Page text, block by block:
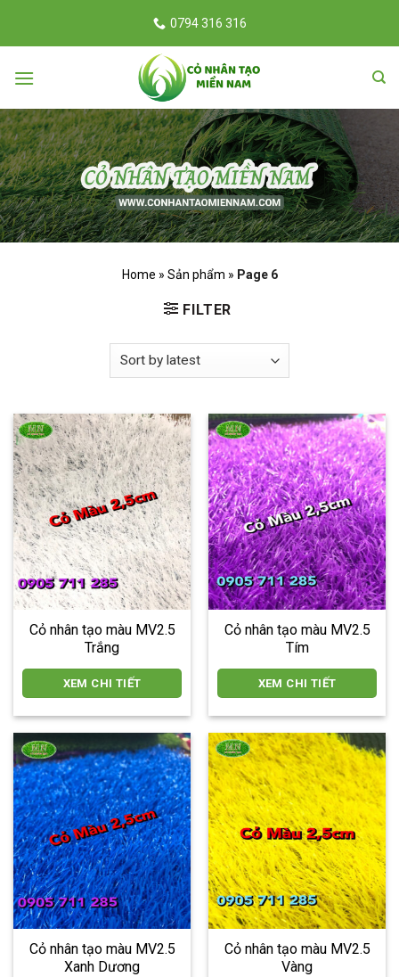
0794 316 316
Home Sản phẩm Page 6
FILTER
Cỏ nhân tạo màu MV2.5
Trắng
XEM CHI TIẾT
Cỏ nhân tạo màu MV2.5
Tím
XEM CHI TIẾT
Cỏ nhân tạo màu MV2.5
Xanh Dương
Cỏ nhân tạo màu MV2.5
Vàng